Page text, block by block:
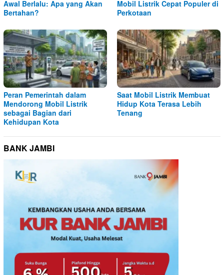
Awal Berlalu: Apa yang Akan
Bertahan?
Mobil Listrik Cepat Populer di
Perkotaan
Peran Pemerintah dalam
Mendorong Mobil Listrik
sebagai Bagian dari
Kehidupan Kota
Saat Mobil Listrik Membuat
Hidup Kota Terasa Lebih
Tenang
BANK JAMBI